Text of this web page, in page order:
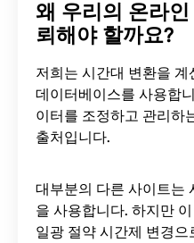
왜 우리의 온라
뢰해야 할까요?
저희는 시간대 변환을 계
데이터베이스를 사용합
이터를 조정하고 관리하
출처입니다.
대부분의 다른 사이트는
을 사용합니다. 하지만
일광 절약 시간제 변경